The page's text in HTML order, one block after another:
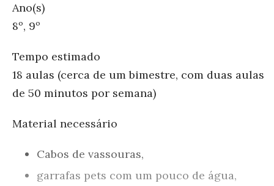
Ano(s)
8º, 9º
Tempo estimado
18 aulas (cerca de um bimestre, com duas aulas
de 50 minutos por semana)
Material necessário
Cabos de vassouras,
garrafas pets com um pouco de água,